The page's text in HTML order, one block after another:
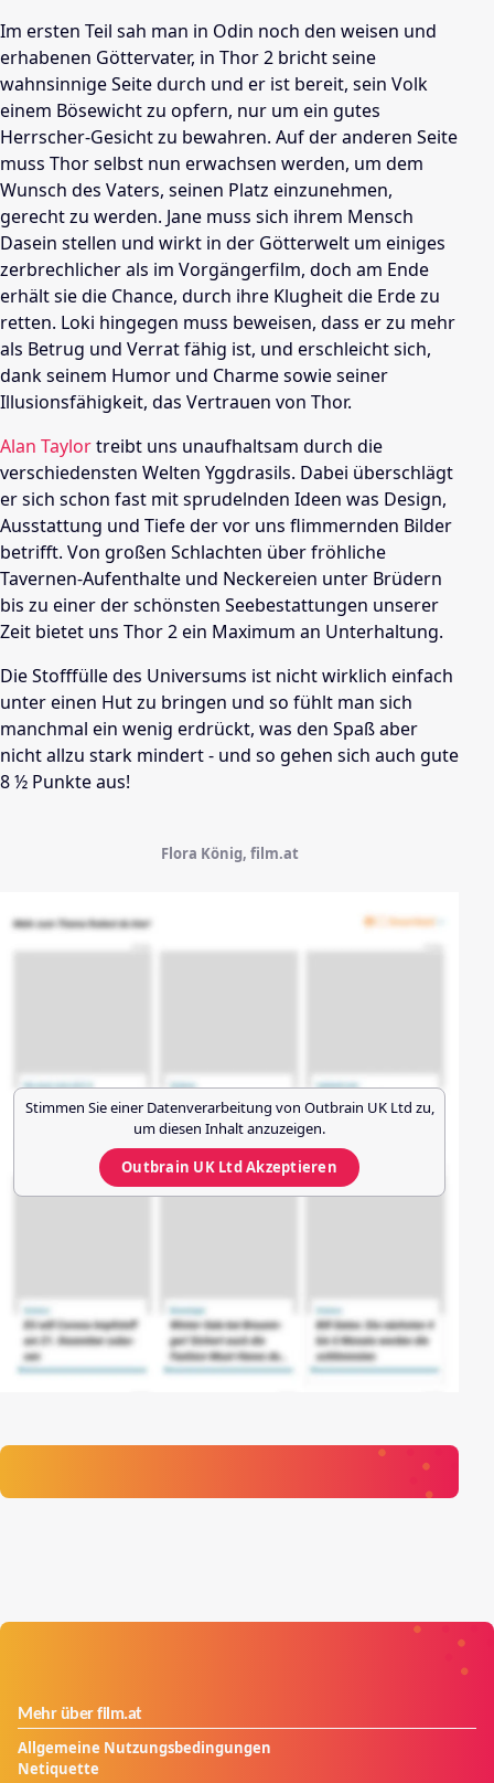
Im ersten Teil sah man in Odin noch den weisen und
erhabenen Göttervater, in  Thor2 bricht seine
wahnsinnige Seite durch und er ist bereit, sein Volk
einem Bösewicht zu opfern, nur um ein gutes
Herrscher-Gesicht zu bewahren. Auf der anderen Seite
muss Thorselbst nun erwachsen werden, um dem
Wunsch des Vaters, seinen Platz einzunehmen,
gerecht zu werden. Jane muss sich ihrem Mensch
Dasein stellen und wirkt in der Götterwelt um einiges
zerbrechlicher als im Vorgängerfilm, doch am Ende
erhält sie die Chance, durch ihre Klugheit die Erde zu
retten. Loki hingegen muss beweisen, dass er zu mehr
als Betrug und Verrat fähig ist, und erschleicht sich,
dank seinem Humor und Charme sowie seiner
Illusionsfähigkeit, das Vertrauen von Thor.
Alan Taylortreibt uns unaufhaltsam durch die
verschiedensten Welten Yggdrasils. Dabei überschlägt
er sich schon fast mit sprudelnden Ideen was Design,
Ausstattung und Tiefe der vor uns flimmernden Bilder
betrifft. Von großen Schlachten über fröhliche
Tavernen-Aufenthalte und Neckereien unter Brüdern
bis zu einer der schönsten Seebestattungen unserer
Zeit bietet uns  Thor2 ein Maximum an Unterhaltung.
Die Stofffülle des Universums ist nicht wirklich einfach
unter einen Hut zu bringen und so fühlt man sich
manchmal ein wenig erdrückt, was den Spaß aber
nicht allzu stark mindert - und so gehen sich auch gute
8 ½ Punkte aus!
Flora König, film.at
Stimmen Sie einer Datenverarbeitung von Outbrain UK Ltd zu,
um diesen Inhalt anzuzeigen.
Outbrain UK LtdAkzeptieren
Mehr über film.at
Allgemeine Nutzungsbedingungen
Netiquette